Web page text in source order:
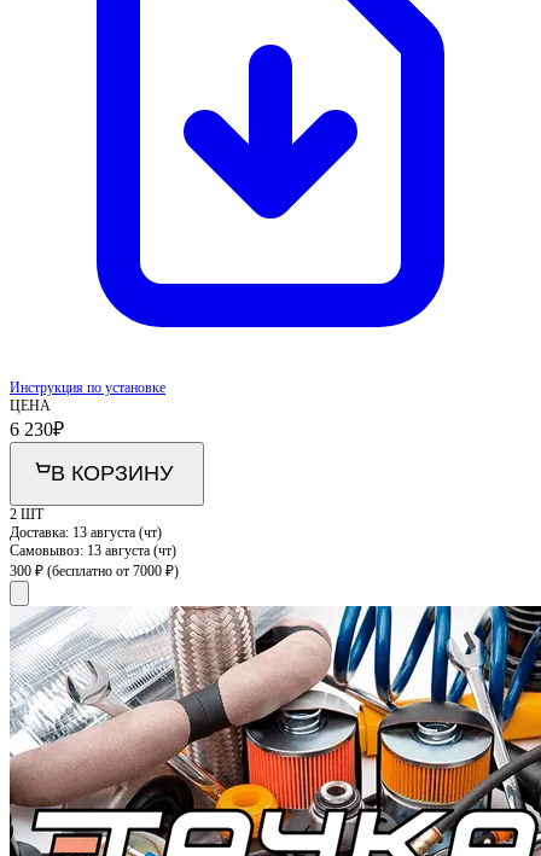
Инструкция по установке
ЦЕНА
6 230₽
В КОРЗИНУ
2 ШТ
Доставка: 13 августа (чт)
Самовывоз: 13 августа (чт)
300 ₽ (бесплатно от 7000 ₽)